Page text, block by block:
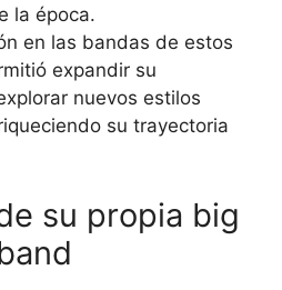
la época.
en las bandas de estos
expandir su
nuevos estilos
su trayectoria
su propia big